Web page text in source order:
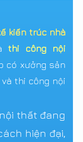
kiến trúc nhà
thi công nội
có xưởng sản
thi công nội
thất đang
hiện đại,